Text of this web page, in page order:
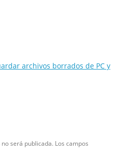
archivos borrados de PC y
será publicada. Los campos